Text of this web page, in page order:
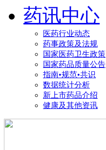
药讯中心
医药行业动态
药事政策及法规
国家医药卫生政策
国家药品质量公告
指南•规范•共识
数据统计分析
新上市药品介绍
健康及其他资讯